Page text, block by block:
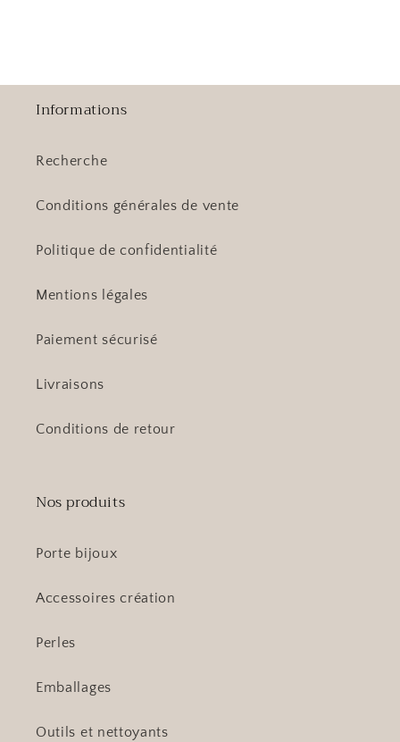
Informations
Recherche
Conditions générales de vente
Politique de confidentialité
Mentions légales
Paiement sécurisé
Livraisons
Conditions de retour
Nos produits
Porte bijoux
Accessoires création
Perles
Emballages
Outils et nettoyants